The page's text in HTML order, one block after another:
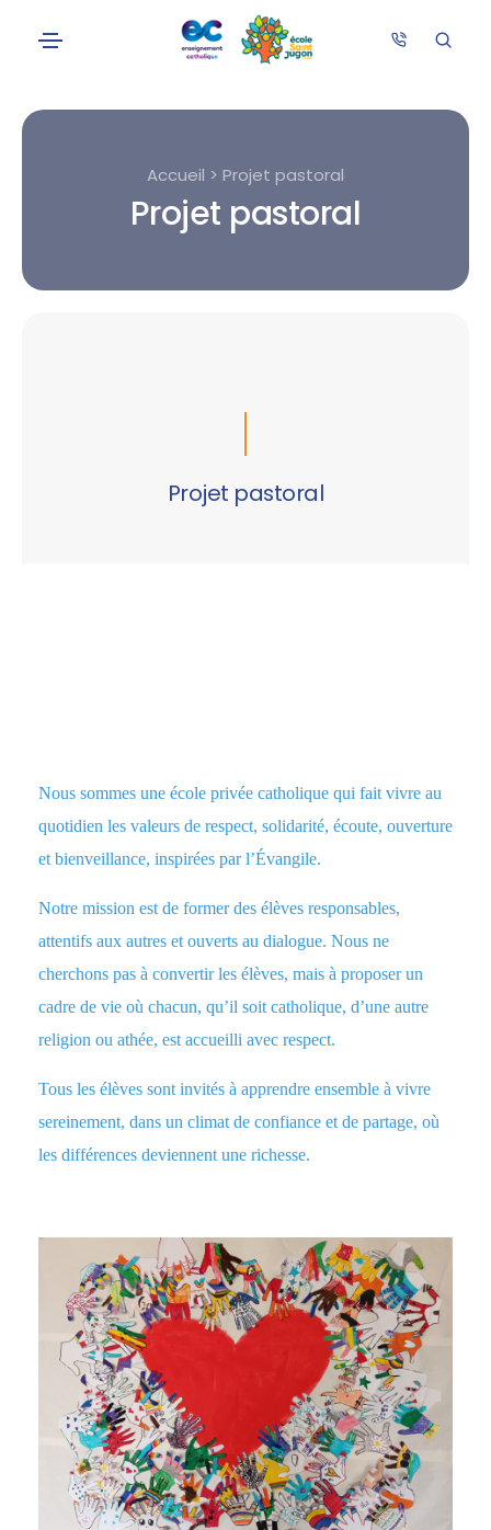
Accueil > Projet pastoral
Projet pastoral
Projet pastoral
Nous sommes une école privée catholique qui fait vivre au
quotidien les valeurs de respect, solidarité, écoute, ouverture
et bienveillance, inspirées par l’Évangile.
Notre mission est de former des élèves responsables,
attentifs aux autres et ouverts au dialogue. Nous ne
cherchons pas à convertir les élèves, mais à proposer un
cadre de vie où chacun, qu’il soit catholique, d’une autre
religion ou athée, est accueilli avec respect.
Tous les élèves sont invités à apprendre ensemble à vivre
sereinement, dans un climat de confiance et de partage, où
les différences deviennent une richesse.